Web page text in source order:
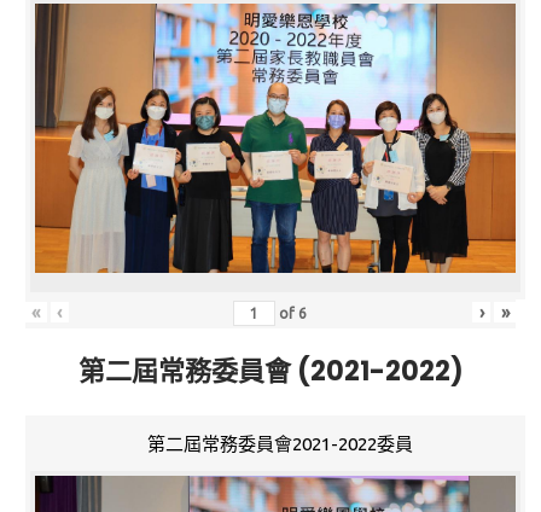
« ‹ of 6 › »
第二屆常務委員會 (2021-2022)
第二屆常務委員會2021-2022委員